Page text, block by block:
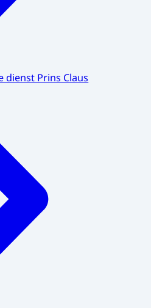
dienst Prins Claus